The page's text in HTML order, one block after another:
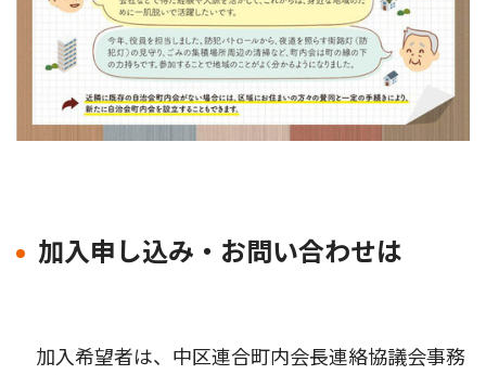
加入申し込み・お問い合わせは
加入希望者は、中区連合町内会長連絡協議会事務